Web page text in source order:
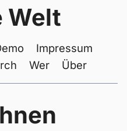
Welt
Impressum
Wer Über